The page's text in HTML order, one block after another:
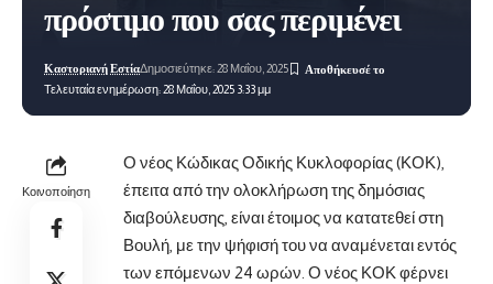
πρόστιμο που σας περιμένει
Τελευταία ενημέρωση: 28 Μαΐου, 2025 3:33 μμ
Καστοριανή ΕστίαΔημοσιεύτηκε: 28 Μαΐου, 2025
Κοινοποίηση
Ο νέος Κώδικας Οδικής Κυκλοφορίας (ΚΟΚ),
έπειτα από την ολοκλήρωση της δημόσιας
διαβούλευσης, είναι έτοιμος να κατατεθεί στη
Βουλή, με την ψήφισή του να αναμένεταιεντός
των επόμενων 24 ωρών. Ο νέος ΚΟΚ φέρνει